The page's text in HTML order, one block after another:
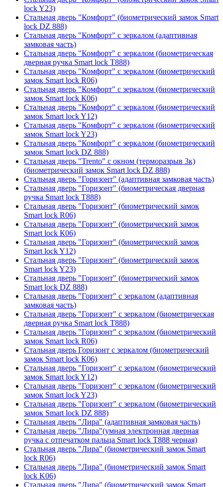
lock Y23)
Стальная дверь "Комфорт" (биометрический замок Smart
lock DZ 888)
Стальная дверь "Комфорт" с зеркалом (адаптивная
замковая часть)
Стальная дверь "Комфорт" с зеркалом (биометрическая
дверная ручка Smart lock T888)
Стальная дверь "Комфорт" с зеркалом (биометрический
замок Smart lock R06)
Стальная дверь "Комфорт" с зеркалом (биометрический
замок Smart lock К06)
Стальная дверь "Комфорт" с зеркалом (биометрический
замок Smart lock Y12)
Стальная дверь "Комфорт" с зеркалом (биометрический
замок Smart lock Y23)
Стальная дверь "Комфорт" с зеркалом (биометрический
замок Smart lock DZ 888)
Стальная дверь "Trento" с окном (терморазрыв 3к)
(биометрический замок Smart lock DZ 888)
Стальная дверь "Горизонт" (адаптивная замковая часть)
Стальная дверь "Горизонт" (биометрическая дверная
ручка Smart lock T888)
Стальная дверь "Горизонт" (биометрический замок
Smart lock R06)
Стальная дверь "Горизонт" (биометрический замок
Smart lock К06)
Стальная дверь "Горизонт" (биометрический замок
Smart lock Y12)
Стальная дверь "Горизонт" (биометрический замок
Smart lock Y23)
Стальная дверь "Горизонт" (биометрический замок
Smart lock DZ 888)
Стальная дверь "Горизонт" с зеркалом (адаптивная
замковая часть)
Стальная дверь "Горизонт" с зеркалом (биометрическая
дверная ручка Smart lock T888)
Стальная дверь "Горизонт" с зеркалом (биометрический
замок Smart lock R06)
Стальная дверь Горизонт с зеркалом (биометрический
замок Smart lock К06)
Стальная дверь "Горизонт" с зеркалом (биометрический
замок Smart lock Y12)
Стальная дверь "Горизонт" с зеркалом (биометрический
замок Smart lock Y23)
Стальная дверь "Горизонт" с зеркалом (биометрический
замок Smart lock DZ 888)
Стальная дверь "Лира" (адаптивная замковая часть)
Стальная дверь "Лира"(умная электронная дверная
ручка с отпечатком пальца Smart lock T888 черная)
Стальная дверь "Лира" (биометрический замок Smart
lock R06)
Стальная дверь "Лира" (биометрический замок Smart
lock K06)
Стальная дверь "Лира" (биометрический замок Smart